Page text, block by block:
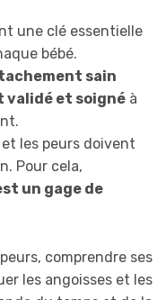
une clé essentielle
bébé.
sain
validé et soignéà
les peurs doivent
Pour cela,
un gage de
comprendre ses
les angoisses et les